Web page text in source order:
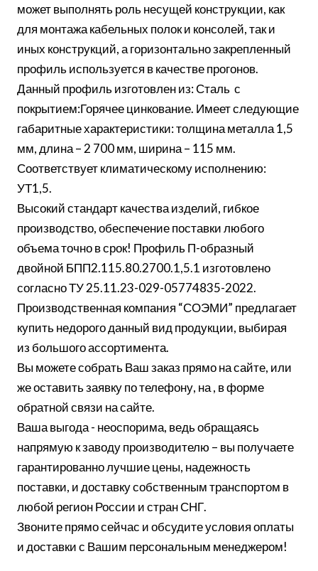
может выполнять роль несущей конструкции, как
для монтажа кабельных полок и консолей, так и
иных конструкций, а горизонтально закрепленный
профиль используется в качестве прогонов.
Данный профиль изготовлен из: Сталь с
покрытием:Горячее цинкование. Имеет следующие
габаритные характеристики: толщина металла 1,5
мм, длина – 2 700 мм, ширина – 115 мм.
Соответствует климатическому исполнению:
УТ1,5.
Высокий стандарт качества изделий, гибкое
производство, обеспечение поставки любого
объема точно в срок! Профиль П-образный
двойной БПП2.115.80.2700.1,5.1 изготовлено
согласно ТУ 25.11.23-029-05774835-2022.
Производственная компания “СОЭМИ” предлагает
купить недорого данный вид продукции, выбирая
из большого ассортимента.
Вы можете собрать Ваш заказ прямо на сайте, или
же оставить заявку по телефону, на , в форме
обратной связи на сайте.
Ваша выгода - неоспорима, ведь обращаясь
напрямую к заводу производителю – вы получаете
гарантированно лучшие цены, надежность
поставки, и доставку собственным транспортом в
любой регион России и стран СНГ.
Звоните прямо сейчас и обсудите условия оплаты
и доставки с Вашим персональным менеджером!